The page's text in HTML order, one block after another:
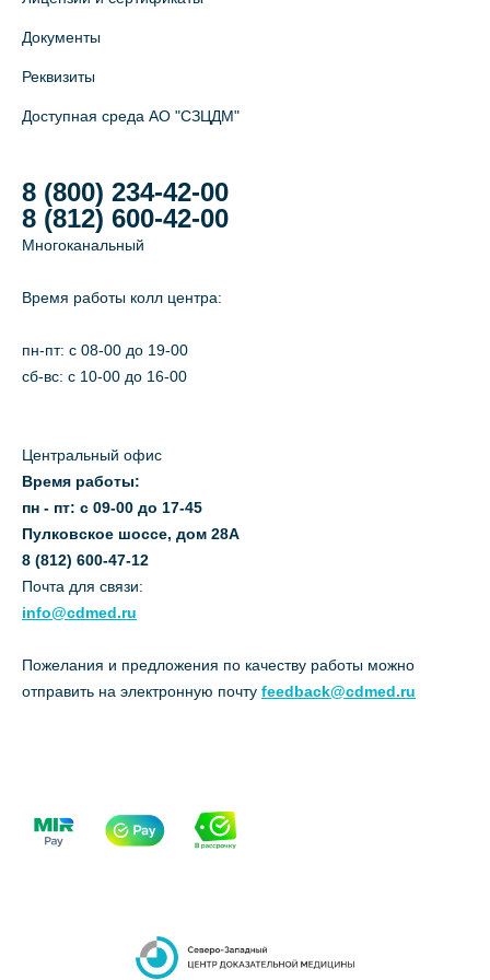
Документы
Реквизиты
Доступная среда АО "СЗЦДМ"
8 (800) 234-42-00
8 (812) 600-42-00
Многоканальный
Время работы колл центра:
пн-пт: c 08-00 до 19-00
сб-вс: с 10-00 до 16-00
Центральный офис
Время работы:
пн - пт: с 09-00 до 17-45
Пулковское шоссе, дом 28А
8 (812) 600-47-12
Почта для связи:
info@cdmed.ru
Пожелания и предложения по качеству работы можно
отправить на электронную почту feedback@cdmed.ru